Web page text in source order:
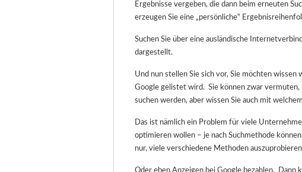
Ergebnisse vergeben, die dann beim erneuten
erzeugen Sie eine „persönliche“
Suchen Sie über eine ausländische
dargestellt.
Und nun stellen Sie sich vor, Sie möchten wissen
Google gelistet wird. Sie können zwar
suchen werden, aber wissen Sie auch mit
Das ist nämlich ein Problem für viele
optimieren wollen – je nach Suchmethode
nur, viele verschiedene Methoden